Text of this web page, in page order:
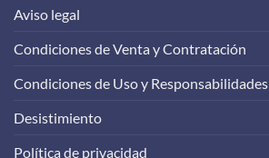
Aviso legal
Condiciones de Venta y Contratación
Condiciones de Uso y Responsabilidades
Desistimiento
Política de privacidad